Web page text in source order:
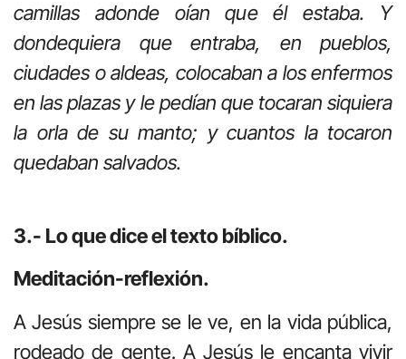
camillas adonde oían que él estaba. Y
dondequiera que entraba, en pueblos,
ciudades o aldeas, colocaban a los enfermos
en las plazas y le pedían que tocaran siquiera
la orla de su manto; y cuantos la tocaron
quedaban salvados.
3.- Lo que dice el texto bíblico.
Meditación-reflexión.
A Jesús siempre se le ve, en la vida pública,
rodeado de gente. A Jesús le encanta vivir